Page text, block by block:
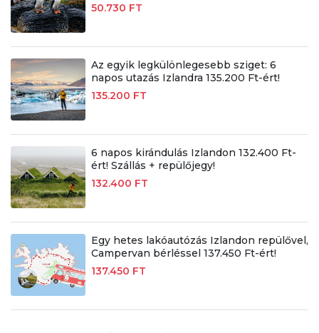
50.730 FT
Az egyik legkülönlegesebb sziget: 6
napos utazás Izlandra 135.200 Ft-ért!
135.200 FT
6 napos kirándulás Izlandon 132.400 Ft-
ért! Szállás + repülőjegy!
132.400 FT
Egy hetes lakóautózás Izlandon repülővel,
Campervan bérléssel 137.450 Ft-ért!
137.450 FT